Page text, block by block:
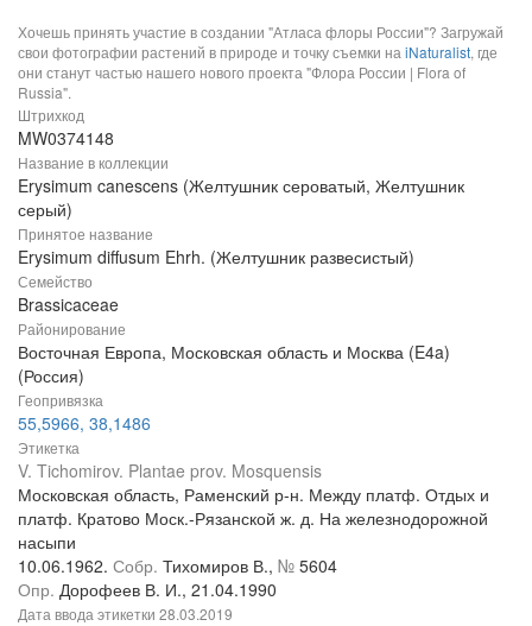
Хочешь принять участие в создании "Атласа флоры России"? Загружай
свои фотографии растений в природе и точку съемки на iNaturalist, где
они станут частью нашего нового проекта "Флора России | Flora of
Russia".
Штрихкод
MW0374148
Название в коллекции
Erysimum canescens (Желтушник сероватый, Желтушник
серый)
Принятое название
Erysimum diffusum Ehrh. (Желтушник развесистый)
Семейство
Brassicaceae
Районирование
Восточная Европа, Московская область и Москва (E4a)
(Россия)
Геопривязка
55,5966, 38,1486
Этикетка
V. Tichomirov. Plantae prov. Mosquensis
Московская область, Раменский р-н. Между платф. Отдых и
платф. Кратово Моск.-Рязанской ж. д. На железнодорожной
насыпи
10.06.1962. Собр. Тихомиров В., № 5604
Опр. Дорофеев В. И., 21.04.1990
Дата ввода этикетки 28.03.2019